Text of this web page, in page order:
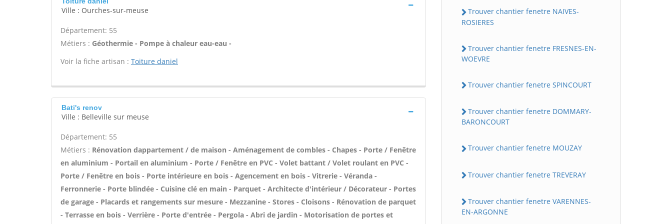
Ville : Ourches-sur-meuse
Département: 55
Métiers : Géothermie - Pompe à chaleur eau-eau -
Voir la fiche artisan : Toiture daniel
Bati's renov
Ville : Belleville sur meuse
Département: 55
Métiers : Rénovation dappartement / de maison - Aménagement de combles - Chapes - Porte / Fenêtre
en aluminium - Portail en aluminium - Porte / Fenêtre en PVC - Volet battant / Volet roulant en PVC -
Porte / Fenêtre en bois - Porte intérieure en bois - Agencement en bois - Vitrerie - Véranda -
Ferronnerie - Porte blindée - Cuisine clé en main - Parquet - Architecte d'intérieur / Décorateur - Portes
de garage - Placards et rangements sur mesure - Mezzanine - Stores - Cloisons - Rénovation de parquet
- Terrasse en bois - Verrière - Porte d'entrée - Pergola - Abri de jardin - Motorisation de portes et
Trouver chantier fenetre NAIVES-
ROSIERES
Trouver chantier fenetre FRESNES-EN-
WOEVRE
Trouver chantier fenetre SPINCOURT
Trouver chantier fenetre DOMMARY-
BARONCOURT
Trouver chantier fenetre MOUZAY
Trouver chantier fenetre TREVERAY
Trouver chantier fenetre VARENNES-
EN-ARGONNE